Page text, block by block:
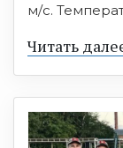
м/с.
Читать